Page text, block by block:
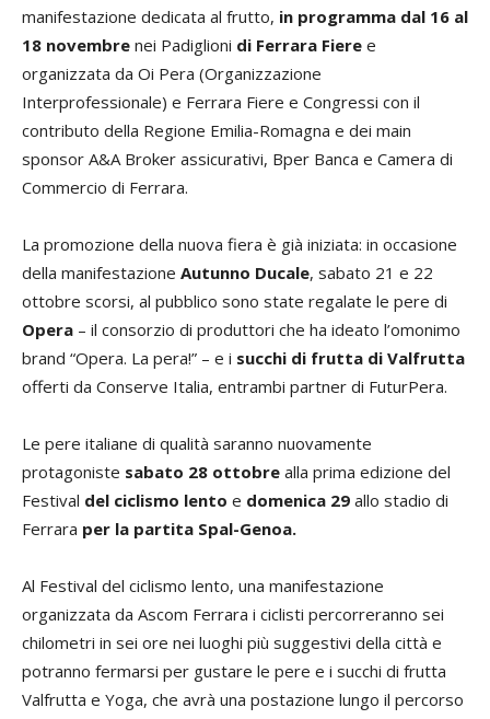
manifestazione dedicata al frutto, in programma dal 16 al
18 novembre nei Padiglioni di Ferrara Fiere e
organizzata da Oi Pera (Organizzazione
Interprofessionale) e Ferrara Fiere e Congressi con il
contributo della Regione Emilia-Romagna e dei main
sponsor A&A Broker assicurativi, Bper Banca e Camera di
Commercio di Ferrara.
La promozione della nuova fiera è già iniziata: in occasione
della manifestazione Autunno Ducale, sabato 21 e 22
ottobre scorsi, al pubblico sono state regalate le pere di
Opera – il consorzio di produttori che ha ideato l’omonimo
brand “Opera. La pera!” – e i succhi di frutta di Valfrutta
offerti da Conserve Italia, entrambi partner di FuturPera.
Le pere italiane di qualità saranno nuovamente
protagoniste sabato 28 ottobre alla prima edizione del
Festival del ciclismo lento e domenica 29 allo stadio di
Ferrara per la partita Spal-Genoa.
Al Festival del ciclismo lento, una manifestazione
organizzata da Ascom Ferrara i ciclisti percorreranno sei
chilometri in sei ore nei luoghi più suggestivi della città e
potranno fermarsi per gustare le pere e i succhi di frutta
Valfrutta e Yoga, che avrà una postazione lungo il percorso